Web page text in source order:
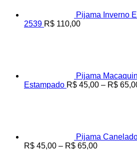
Pijama Inverno
2539 R$ 110,00
Pijama
Estampado R$ 45,00 – R$
Pijama
R$ 45,00 – R$ 65,00Faixa